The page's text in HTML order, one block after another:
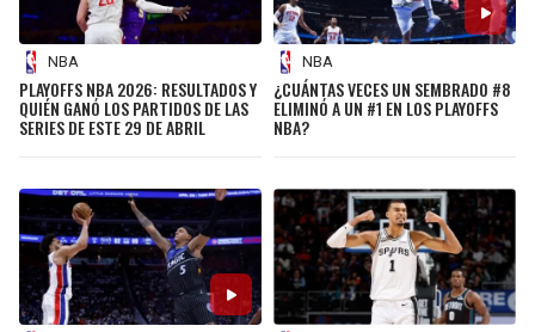
NBA
PLAYOFFS NBA 2026: RESULTADOS Y
QUIÉN GANÓ LOS PARTIDOS DE LAS
SERIES DE ESTE 29 DE ABRIL
NBA
¿CUÁNTAS VECES UN SEMBRADO #8
ELIMINÓ A UN #1 EN LOS PLAYOFFS
NBA?